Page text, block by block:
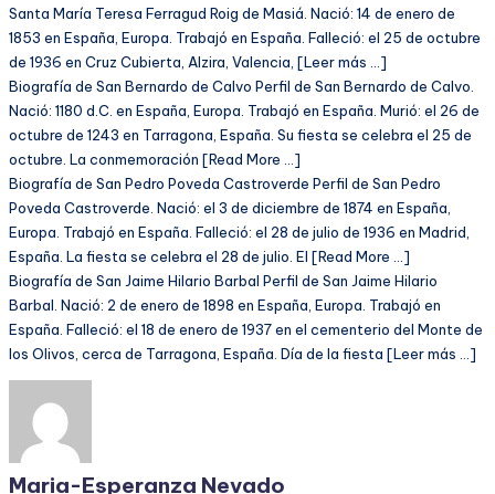
Santa María Teresa Ferragud Roig de Masiá. Nació: 14 de enero de
1853 en España, Europa. Trabajó en España. Falleció: el 25 de octubre
de 1936 en Cruz Cubierta, Alzira, Valencia, [Leer más …]
Biografía de San Bernardo de Calvo Perfil de San Bernardo de Calvo.
Nació: 1180 d.C. en España, Europa. Trabajó en España. Murió: el 26 de
octubre de 1243 en Tarragona, España. Su fiesta se celebra el 25 de
octubre. La conmemoración [Read More …]
Biografía de San Pedro Poveda Castroverde Perfil de San Pedro
Poveda Castroverde. Nació: el 3 de diciembre de 1874 en España,
Europa. Trabajó en España. Falleció: el 28 de julio de 1936 en Madrid,
España. La fiesta se celebra el 28 de julio. El [Read More …]
Biografía de San Jaime Hilario Barbal Perfil de San Jaime Hilario
Barbal. Nació: 2 de enero de 1898 en España, Europa. Trabajó en
España. Falleció: el 18 de enero de 1937 en el cementerio del Monte de
los Olivos, cerca de Tarragona, España. Día de la fiesta [Leer más …]
Maria-Esperanza Nevado